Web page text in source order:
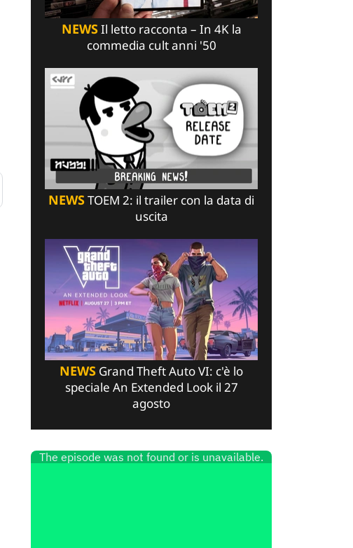
NEWSIl letto racconta – In 4K la
commedia cult anni '50
NEWSTOEM 2: il trailer con la data di
uscita
NEWS Grand Theft Auto VI: c'è lo
speciale An Extended Look il 27
agosto